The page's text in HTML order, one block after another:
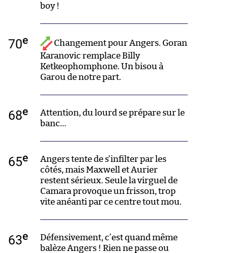
boy !
70e
Changement pour Angers. Goran
Karanovic remplace Billy
Ketkeophomphone. Un bisou à
Garou de notre part.
68e
Attention, du lourd se prépare sur le
banc…
65e
Angers tente de s’infilter par les
côtés, mais Maxwell et Aurier
restent sérieux. Seule la virguel de
Camara provoque un frisson, trop
vite anéanti par ce centre tout mou.
63e
Défensivement, c’est quand même
balèze Angers ! Rien ne passe ou